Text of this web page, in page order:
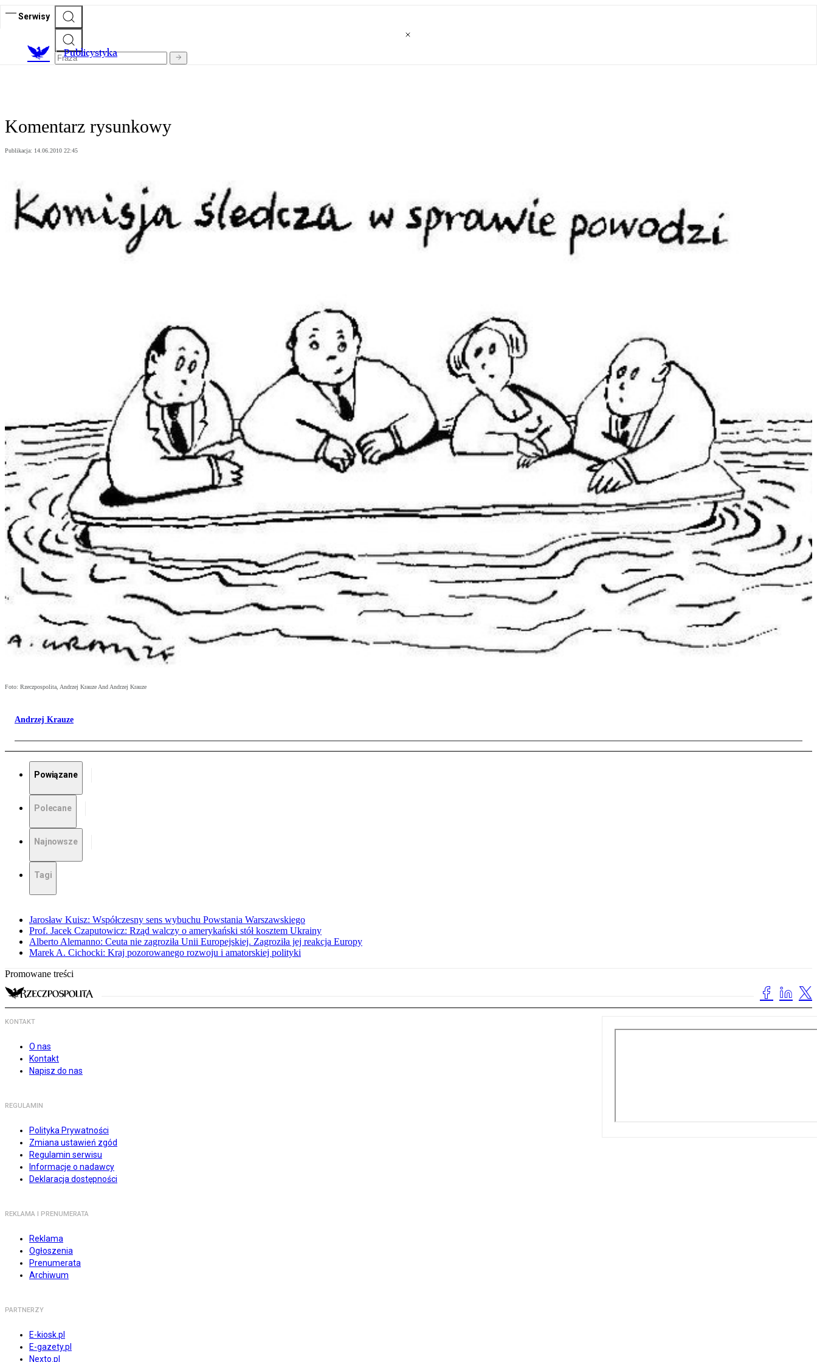
Serwisy
Publicystyka
Komentarz rysunkowy
Publikacja: 14.06.2010 22:45
Foto: Rzeczpospolita, Andrzej Krauze And Andrzej Krauze
Andrzej Krauze
Powiązane
Polecane
Najnowsze
Tagi
Jarosław Kuisz: Współczesny sens wybuchu Powstania Warszawskiego
Prof. Jacek Czaputowicz: Rząd walczy o amerykański stół kosztem Ukrainy
Alberto Alemanno: Ceuta nie zagroziła Unii Europejskiej. Zagroziła jej reakcja Europy
Marek A. Cichocki: Kraj pozorowanego rozwoju i amatorskiej polityki
Promowane treści
KONTAKT
O nas
Kontakt
Napisz do nas
REGULAMIN
Polityka Prywatności
Zmiana ustawień zgód
Regulamin serwisu
Informacje o nadawcy
Deklaracja dostępności
REKLAMA I PRENUMERATA
Reklama
Ogłoszenia
Prenumerata
Archiwum
PARTNERZY
E-kiosk.pl
E-gazety.pl
Nexto.pl